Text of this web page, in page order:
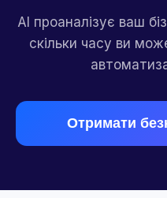
AI проаналізує ваш
скільки часу ви
Отримати